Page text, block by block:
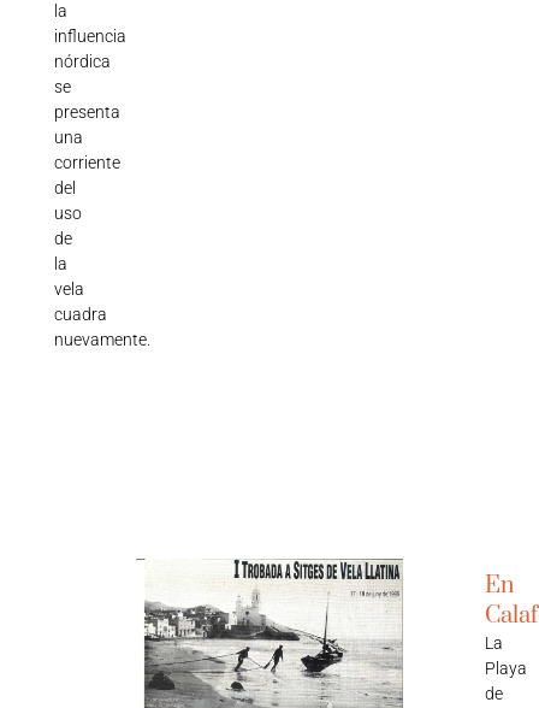
la
influencia
nórdica
se
presenta
una
corriente
del
uso
de
la
vela
cuadra
nuevamente.
En
La
Playa
de